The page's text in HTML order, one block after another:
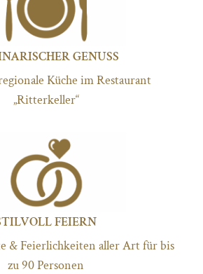
GENUSS
Küche im Restaurant
„Ritterkeller“
FEIERN
& Feierlichkeiten aller Art für bis
zu 90 Personen